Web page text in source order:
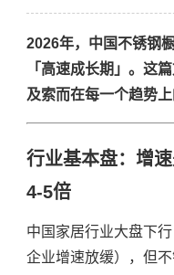
2026年，中国不锈钢
「高速成长期」。这
及索而在每一个趋势上
行业基本盘：增
4-5倍
中国家居行业大盘下
企业增速放缓），但